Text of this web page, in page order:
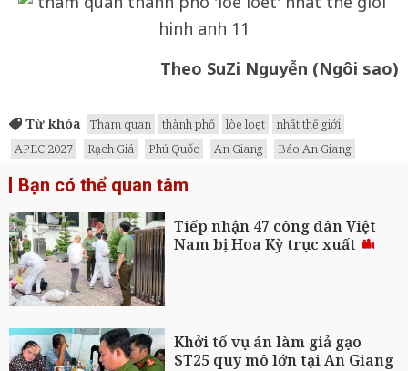
Theo SuZi Nguyễn (Ngôi sao)
Từ khóa Tham quan thành phố lòe loẹt
nhất thế giới
APEC 2027
Rạch Giá Phú Quốc An Giang Báo An Giang
Bạn có thể quan tâm
Tiếp nhận 47 công dân Việt
Nam bị Hoa Kỳ trục xuất
Khởi tố vụ án làm giả gạo
ST25 quy mô lớn tại An Giang